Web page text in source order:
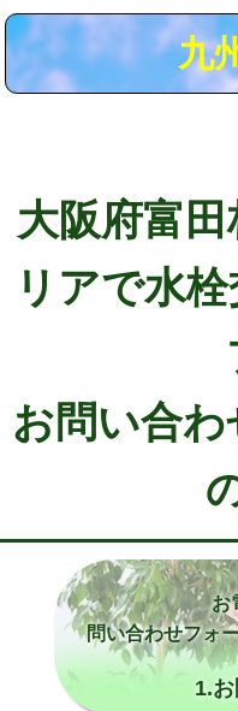
九
大阪府富
リアで水
お問い合
お
問い合わせフォ
1.